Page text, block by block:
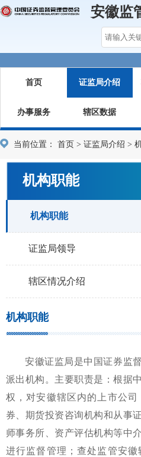
安徽监
首页 证监局介绍
办事服务 辖区数据
当前位置： 首页 > 证监局介绍 >
机构职能
机构职能
证监局领导
辖区情况介绍
机构职能
安徽证监局是中国证券监
派出机构。主要职责是：根据
权，对安徽辖区内的上市公
券、期货投资咨询机构和从事
师事务所、资产评估机构等中
进行监督管理；查处监管安徽